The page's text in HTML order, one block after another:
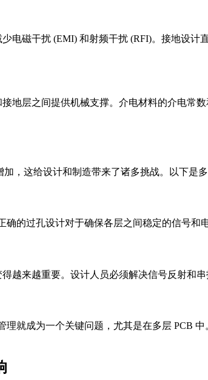
电磁干扰 (EMI) 和射频干扰 (RFI)。接地设
地层之间提供机械支撑。介电材料的介电常
，这给设计和制造带来了诸多挑战。以下是
确的过孔设计对于确保各层之间稳定的信号
越来越重要。设计人员必须解决信号反射和
理就成为一个关键问题，尤其是在多层 PCB